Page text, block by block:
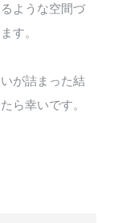
ような空間づ
す。
が詰まった結
ら幸いです。